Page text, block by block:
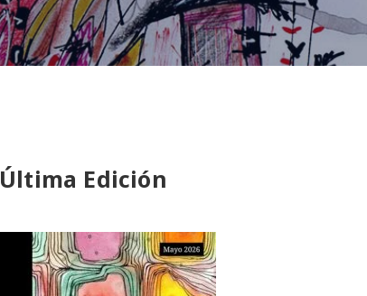
Última Edición